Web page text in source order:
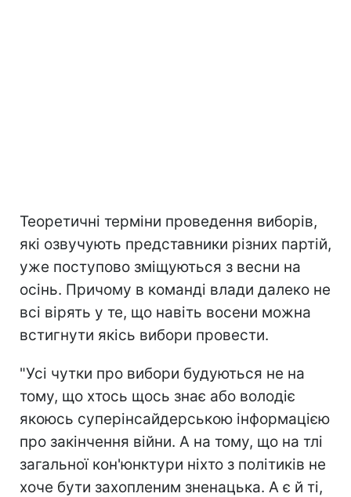
Теоретичні терміни проведення виборів,
які озвучують представники різних партій,
уже поступово зміщуються з весни на
осінь. Причому в команді влади далеко не
всі вірять у те, що навіть восени можна
встигнути якісь вибори провести.
"Усі чутки про вибори будуються не на
тому, що хтось щось знає або володіє
якоюсь суперінсайдерською інформацією
про закінчення війни. А на тому, що на тлі
загальної кон'юнктури ніхто з політиків не
хоче бути захопленим зненацька. А є й ті,